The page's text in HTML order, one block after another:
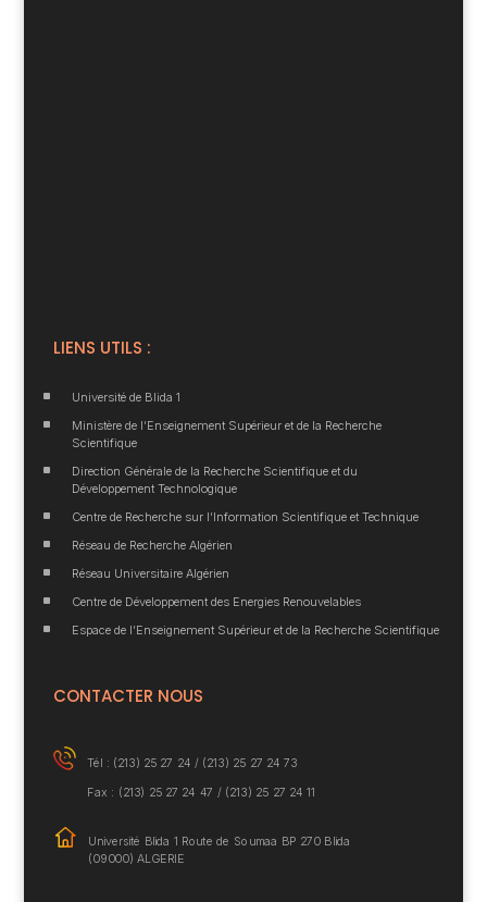
LIENS UTILS :
^ Université de Blida 1
^
Ministère de l’Enseignement Supérieur et de la Recherche
Scientifique
^
Direction Générale de la Recherche Scientifique et du
Développement Technologique
^ Centre de Recherche sur l’Information Scientifique et Technique
^ Réseau de Recherche Algérien
^ Réseau Universitaire Algérien
^ Centre de Développement des Energies Renouvelables
^ Espace de l’Enseignement Supérieur et de la Recherche Scientifique
CONTACTER NOUS
Tél : (213) 25 27 24 / (213) 25 27 24 73
Fax : (213) 25 27 24 47 / (213) 25 27 24 11
Université Blida 1 Route de Soumaa BP 270 Blida
(09000) ALGERIE